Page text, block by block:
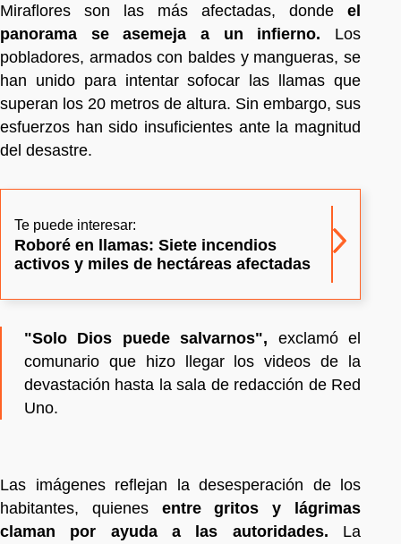
Miraflores son las más afectadas, donde el
panorama se asemeja a un infierno. Los
pobladores, armados con baldes y mangueras, se
han unido para intentar sofocar las llamas que
superan los 20 metros de altura. Sin embargo, sus
esfuerzos han sido insuficientes ante la magnitud
del desastre.
Te puede interesar:
Roboré en llamas: Siete incendios
activos y miles de hectáreas afectadas
"Solo Dios puede salvarnos", exclamó el
comunario que hizo llegar los videos de la
devastación hasta la sala de redacción de Red
Uno.
Las imágenes reflejan la desesperación de los
habitantes, quienesentre gritos y lágrimas
claman por ayuda a las autoridades. La